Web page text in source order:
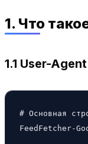
1. Что
1.1 User-
# Основная
FeedFetcher-